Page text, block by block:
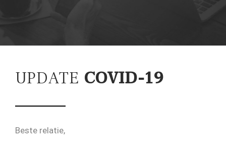
UPDATE COVID-19
Beste relatie,